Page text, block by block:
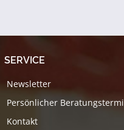
SERVICE
Newsletter
Persönlicher
Kontakt